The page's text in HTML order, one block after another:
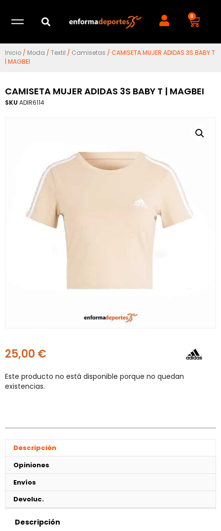
0
Inicio / Moda / Textil / Camisetas / CAMISETA MUJER ADIDAS 3S BABY T
| MAGBEI
CAMISETA MUJER ADIDAS 3S BABY T | MAGBEI
SKU ADIR6114
25,00 €
Este producto no está disponible porque no quedan
existencias.
Descripción
Opiniones
Envíos
Devoluc.
Descripción